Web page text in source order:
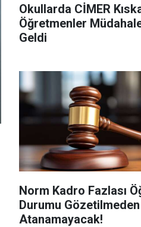
Okullarda CİMER
Öğretmenler
Geldi
Norm Kadro Fazlası
Durumu
Atanamayacak!